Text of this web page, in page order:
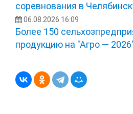
соревнования в
06.08.2026 16:09
Более 150
продукцию на "Агро —